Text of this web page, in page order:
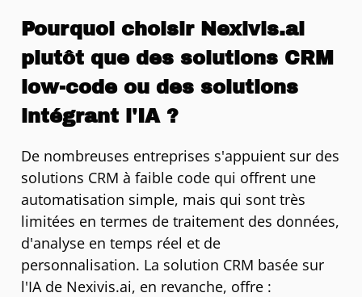
Pourquoi choisir Nexivis.ai
plutôt que des solutions CRM
low-code ou des solutions
intégrant l'IA ?
De nombreuses entreprises s'appuient sur des
solutions CRM à faible code qui offrent une
automatisation simple, mais qui sont très
limitées en termes de traitement des données,
d'analyse en temps réel et de
personnalisation. La solution CRM basée sur
l'IA de Nexivis.ai, en revanche, offre :